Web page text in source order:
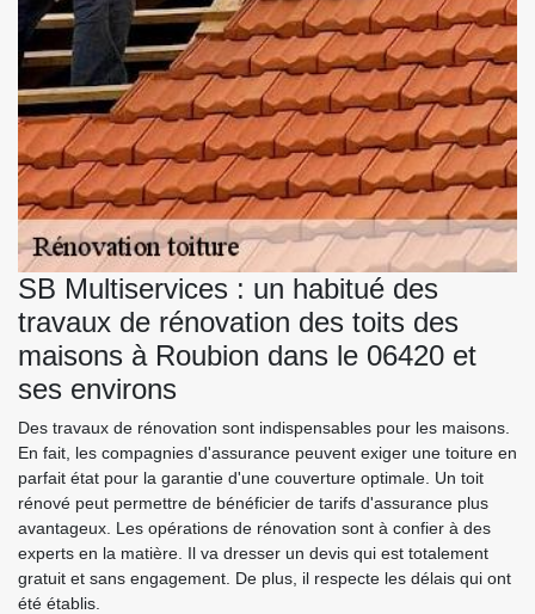
SB Multiservices : un habitué des
travaux de rénovation des toits des
maisons à Roubion dans le 06420 et
ses environs
Des travaux de rénovation sont indispensables pour les maisons.
En fait, les compagnies d'assurance peuvent exiger une toiture en
parfait état pour la garantie d'une couverture optimale. Un toit
rénové peut permettre de bénéficier de tarifs d'assurance plus
avantageux. Les opérations de rénovation sont à confier à des
experts en la matière. Il va dresser un devis qui est totalement
gratuit et sans engagement. De plus, il respecte les délais qui ont
été établis.